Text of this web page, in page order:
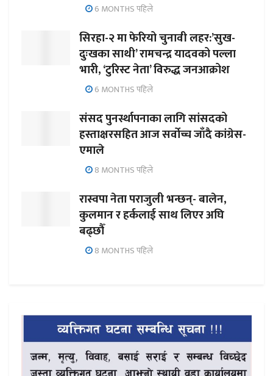
6 MONTHS पहिले
सिरहा-२ मा फेरियो चुनावी लहर:’सुख-
दुःखका साथी’ रामचन्द्र यादवको पल्ला
भारी, ‘टुरिस्ट नेता’ विरुद्ध जनआक्रोश
6 MONTHS पहिले
संसद पुनर्स्थापनाका लागि सांसदको
हस्ताक्षरसहित आज सर्वोच्च जाँदै कांग्रेस-
एमाले
8 MONTHS पहिले
रास्वपा नेता पराजुली भन्छन्- बालेन,
कुलमान र हर्कलाई साथ लिएर अघि
बढ्छौँ
8 MONTHS पहिले